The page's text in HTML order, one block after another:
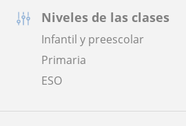
Niveles de las clases
Infantil y preescolar
Primaria
ESO